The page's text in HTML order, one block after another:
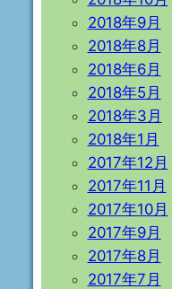
2018年9月
2018年8月
2018年6月
2018年5月
2018年3月
2018年1月
2017年12月
2017年11月
2017年10月
2017年9月
2017年8月
2017年7月